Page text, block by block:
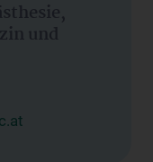
und